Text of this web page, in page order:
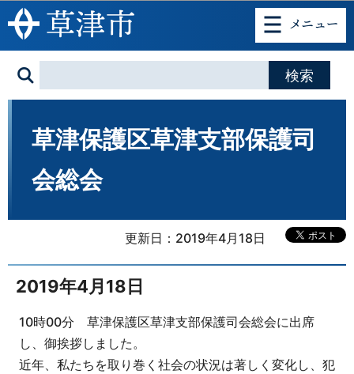
このページの本文へ移動
草津保護区草津支部保護司
会総会
更新日：2019年4月18日
2019年4月18日
10時00分 草津保護区草津支部保護司会総会に出席
し、御挨拶しました。
近年、私たちを取り巻く社会の状況は著しく変化し、犯